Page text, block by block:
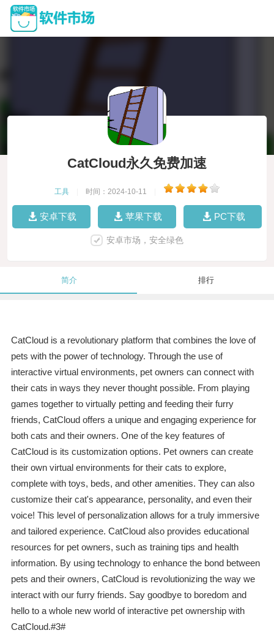
CatCloud永久免费加速
工具 时间：2024-10-11
安卓下载 苹果下载 PC下载
安卓市场，安全绿色
简介 排行
CatCloud is a revolutionary platform that combines the love of
pets with the power of technology. Through the use of
interactive virtual environments, pet owners can connect with
their cats in ways they never thought possible. From playing
games together to virtually petting and feeding their furry
friends, CatCloud offers a unique and engaging experience for
both cats and their owners. One of the key features of
CatCloud is its customization options. Pet owners can create
their own virtual environments for their cats to explore,
complete with toys, beds, and other amenities. They can also
customize their cat's appearance, personality, and even their
voice! This level of personalization allows for a truly immersive
and tailored experience. CatCloud also provides educational
resources for pet owners, such as training tips and health
information. By using technology to enhance the bond between
pets and their owners, CatCloud is revolutionizing the way we
interact with our furry friends. Say goodbye to boredom and
hello to a whole new world of interactive pet ownership with
CatCloud.#3#